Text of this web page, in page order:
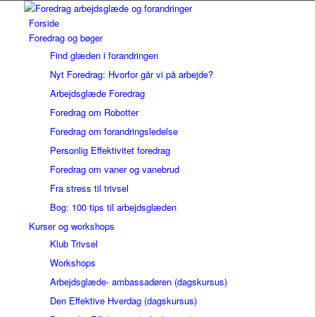
Forside
Foredrag og bøger
Find glæden i forandringen
Nyt Foredrag: Hvorfor går vi på arbejde?
Arbejdsglæde Foredrag
Foredrag om Robotter
Foredrag om forandringsledelse
Personlig Effektivitet foredrag
Foredrag om vaner og vanebrud
Fra stress til trivsel
Bog: 100 tips til arbejdsglæden
Kurser og workshops
Klub Trivsel
Workshops
Arbejdsglæde- ambassadøren (dagskursus)
Den Effektive Hverdag (dagskursus)